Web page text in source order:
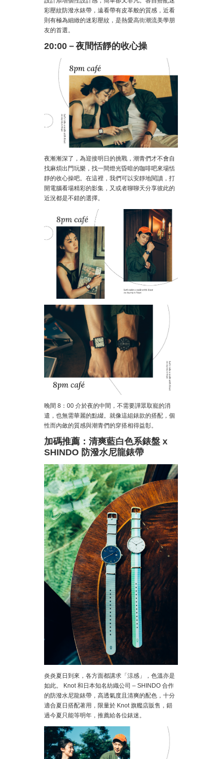
彩壓紋防潑水錶帶，遠看帶有皮革般的質感，近看
則有極為細緻的迷彩壓紋，是熱愛高街潮流美學朋
友的首選。
20:00－夜間恬靜的收心操
夜漸漸深了，為迎接明日的挑戰，潮青們才不會自
找麻煩出門玩樂，找一間燈光昏暗的咖啡吧來場恬
靜的收心操吧。在這裡，我們可以安靜地閱讀，打
開電腦看場精彩的影集，又或者聊聊天分享彼此的
近況都是不錯的選擇。
晚間 8：00 介於夜的中間，不需要譁眾取寵的消
遣，也無需華麗的點綴。就像這組錶款的搭配，個
性而內斂的質感與潮青們的穿搭相得益彰。
加碼推薦：清爽藍白色系錶盤 x
SHINDO 防潑水尼龍錶帶
炎炎夏日到來，各方面都講求「涼感」，色溫亦是
如此。 Knot 和日本知名紡織公司 – SHINDO 合作
的防潑水尼龍錶帶，高透氣度且清爽的配色，十分
適合夏日搭配著用，限量於 Knot 旗艦店販售，錯
過今夏只能等明年，推薦給各位錶迷。